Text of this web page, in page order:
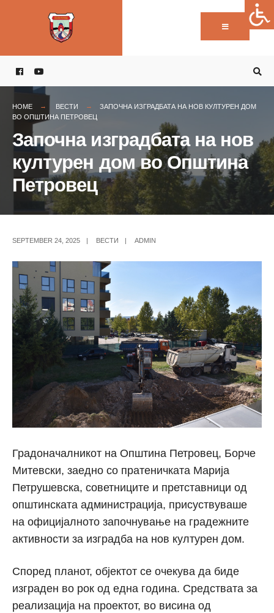
HOME ВЕСТИ
ЗАПОЧНА ИЗГРАДБАТА НА НОВ КУЛТУРЕН ДОМ
ВО ОПШТИНА ПЕТРОВЕЦ
Започна изградбата на нов
културен дом во Општина
Петровец
SEPTEMBER 24, 2025 ВЕСТИ ADMIN
Градоначалникот на Општина Петровец, Борче
Митевски, заедно со пратеничката Марија
Петрушевска, советниците и претставници од
општинската администрација, присуствуваше
на официјалното започнување на градежните
активности за изградба на нов културен дом.
Според планот, објектот се очекува да биде
изграден во рок од една година. Средствата за
реализација на проектот, во висина од